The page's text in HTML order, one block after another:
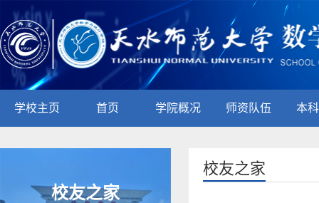
学校主页 首页 学院概况 师资队伍 本
校友之家
校友之家